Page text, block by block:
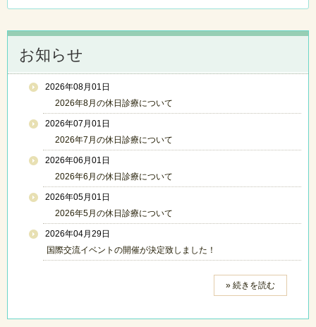
お知らせ
2026年08月01日
2026年8月の休日診療について
2026年07月01日
2026年7月の休日診療について
2026年06月01日
2026年6月の休日診療について
2026年05月01日
2026年5月の休日診療について
2026年04月29日
国際交流イベントの開催が決定致しました！
» 続きを読む